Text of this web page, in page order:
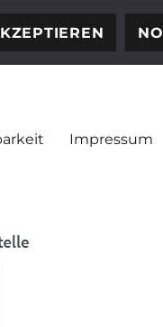
Impressum
NO